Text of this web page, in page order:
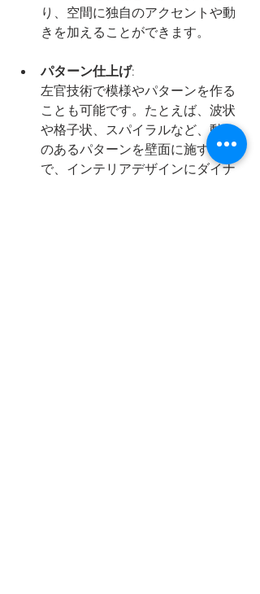
り、空間に独自のアクセントや動
きを加えることができます。
パターン仕上げ:
左官技術で模様やパターンを作る
ことも可能です。たとえば、波状
や格子状、スパイラルなど、動き
のあるパターンを壁面に施すこと
で、インテリアデザインにダイナ